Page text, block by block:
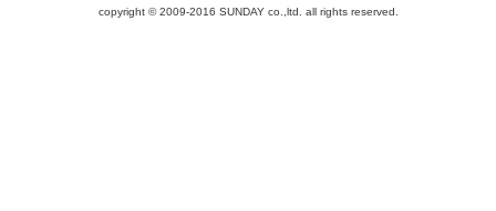
copyright © 2009-2016 SUNDAY co.,ltd. all rights reserved.